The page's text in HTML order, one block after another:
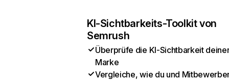
KI-Sichtbarkeits-Toolkit von
Semrush
Überprüfe die KI-Sichtbarkeit
Marke
Vergleiche, wie du und